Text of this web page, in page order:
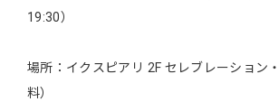
19:30）
場所：イクスピアリ 2F セレブレーション
料）